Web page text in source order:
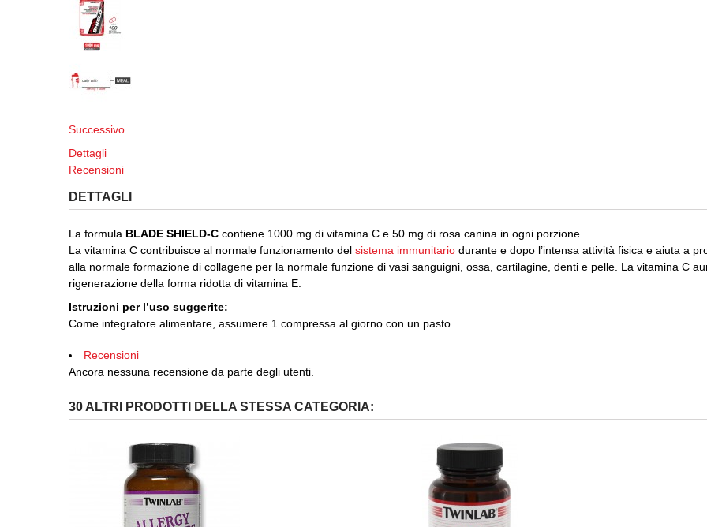
Successivo
Dettagli
Recensioni
DETTAGLI
La formula BLADE SHIELD-C contiene 1000 mg di vitamina C e 50 mg di rosa canina in ogni porzione.
La vitamina C contribuisce al normale funzionamento del sistema immunitario durante e dopo l’intensa attività fisica e aiuta a
alla normale formazione di collagene per la normale funzione di vasi sanguigni, ossa, cartilagine, denti e pelle. La vitamina C
rigenerazione della forma ridotta di vitamina E.
Istruzioni per l’uso suggerite:
Come integratore alimentare, assumere 1 compressa al giorno con un pasto.
Recensioni
Ancora nessuna recensione da parte degli utenti.
30 ALTRI PRODOTTI DELLA STESSA CATEGORIA: